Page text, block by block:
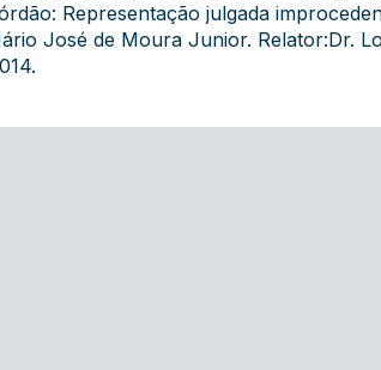
Representação julgada
José de Moura Junior. Relator:Dr.